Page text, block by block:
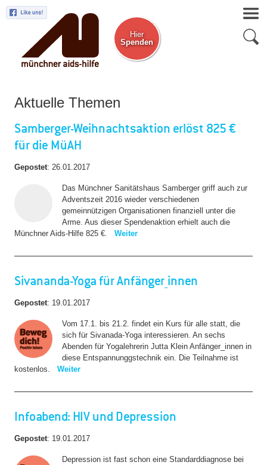
Hier
Spenden
Aktuelle Themen
Samberger-Weihnachtsaktion erlöst 825 €
für die MüAH
Gepostet: 26.01.2017
Das Münchner Sanitätshaus Samberger griff auch zur
Adventszeit 2016 wieder verschiedenen
gemeinnützigen Organisationen finanziell unter die
Arme. Aus dieser Spendenaktion erhielt auch die
Münchner Aids-Hilfe 825 €.
Weiter
Sivananda-Yoga für Anfänger_innen
Gepostet: 19.01.2017
Vom 17.1. bis 21.2. findet ein Kurs für alle statt, die
sich für Sivanada-Yoga interessieren. An sechs
Abenden für Yogalehrerin Jutta Klein Anfänger_innen in
diese Entspannunggstechnik ein. Die Teilnahme ist
kostenlos.
Weiter
Infoabend: HIV und Depression
Gepostet: 19.01.2017
Depression ist fast schon eine Standarddiagnose bei